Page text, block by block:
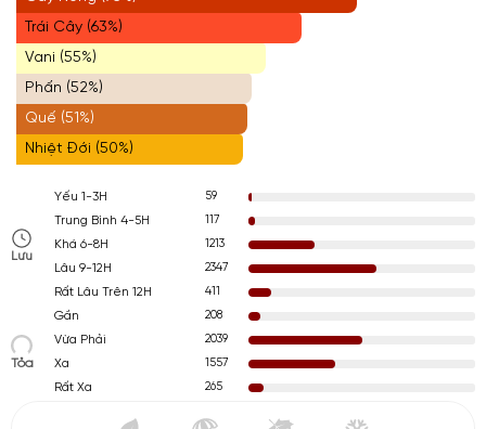
Trái Cây (63%)
Vani (55%)
Phấn (52%)
Quế (51%)
Nhiệt Đới (50%)
Lưu
Yếu 1-3H
59
Trung Bình 4-5H
117
Khá 6-8H
1213
Lâu 9-12H
2347
Rất Lâu Trên 12H
411
Tỏa
Gần
208
Vừa Phải
2039
Xa
1557
Rất Xa
265